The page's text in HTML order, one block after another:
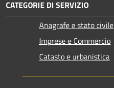
CATEGORIE DI SERVIZIO
Anagrafe e stato civile
Imprese e Commercio
Catasto e urbanistica